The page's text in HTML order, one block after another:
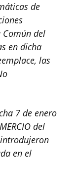
de
del
en dicha
las
7 de enero
del
introdujeron
en el